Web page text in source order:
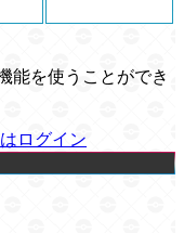
能を使うことができ
ログイン